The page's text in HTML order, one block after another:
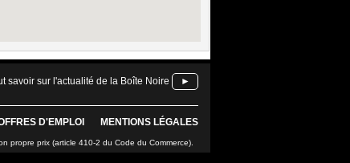
savoir sur l'actualité de la Boîte Noire ►
D'EMPLOI MENTIONS LÉGALES
propre prix (article 410-2 du Code du Commerce).